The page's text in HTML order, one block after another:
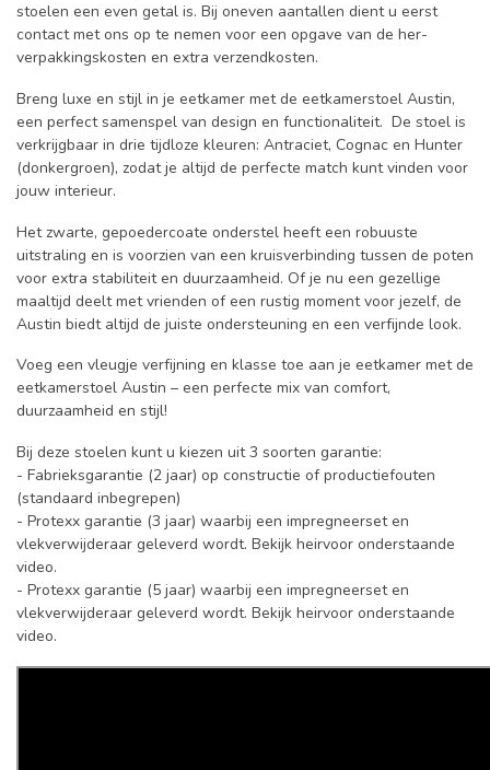
stoelen een even getal is. Bij oneven aantallen dient u eerst
contact met ons op te nemen voor een opgave van de her-
verpakkingskosten en extra verzendkosten.
Breng luxe en stijl in je eetkamer met de eetkamerstoel Austin,
een perfect samenspel van design en functionaliteit. De stoel is
verkrijgbaar in drie tijdloze kleuren: Antraciet, Cognac en Hunter
(donkergroen), zodat je altijd de perfecte match kunt vinden voor
jouw interieur.
Het zwarte, gepoedercoate onderstel heeft een robuuste
uitstraling en is voorzien van een kruisverbinding tussen de poten
voor extra stabiliteit en duurzaamheid. Of je nu een gezellige
maaltijd deelt met vrienden of een rustig moment voor jezelf, de
Austin biedt altijd de juiste ondersteuning en een verfijnde look.
Voeg een vleugje verfijning en klasse toe aan je eetkamer met de
eetkamerstoel Austin – een perfecte mix van comfort,
duurzaamheid en stijl!
Bij deze stoelen kunt u kiezen uit 3 soorten garantie:
- Fabrieksgarantie (2 jaar) op constructie of productiefouten
(standaard inbegrepen)
- Protexx garantie (3 jaar) waarbij een impregneerset en
vlekverwijderaar geleverd wordt. Bekijk heirvoor onderstaande
video.
- Protexx garantie (5 jaar) waarbij een impregneerset en
vlekverwijderaar geleverd wordt. Bekijk heirvoor onderstaande
video.